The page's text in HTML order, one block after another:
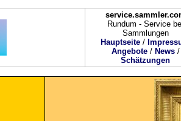
Rundum - Service
Sammlungen
Hauptseite /
Angebote/ News/
Schätzungen